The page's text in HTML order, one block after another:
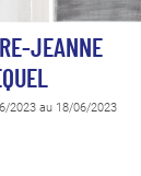
JEANNE
2023 au 18/06/2023